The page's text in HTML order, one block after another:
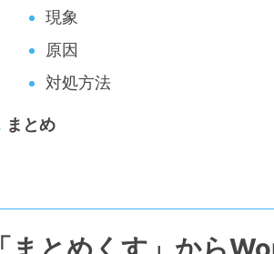
現象
原因
対処方法
まとめ